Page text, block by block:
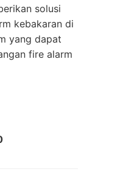
solusi
kebakaran di
yang dapat
fire alarm